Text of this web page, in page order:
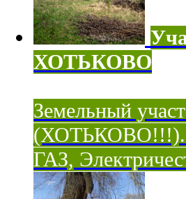
ХОТЬКОВО
Земельный
(ХОТЬКОВО!!!).
ГАЗ,